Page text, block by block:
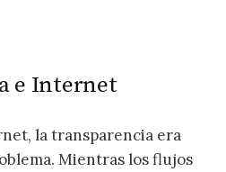
e Internet
la transparencia era
Mientras los flujos